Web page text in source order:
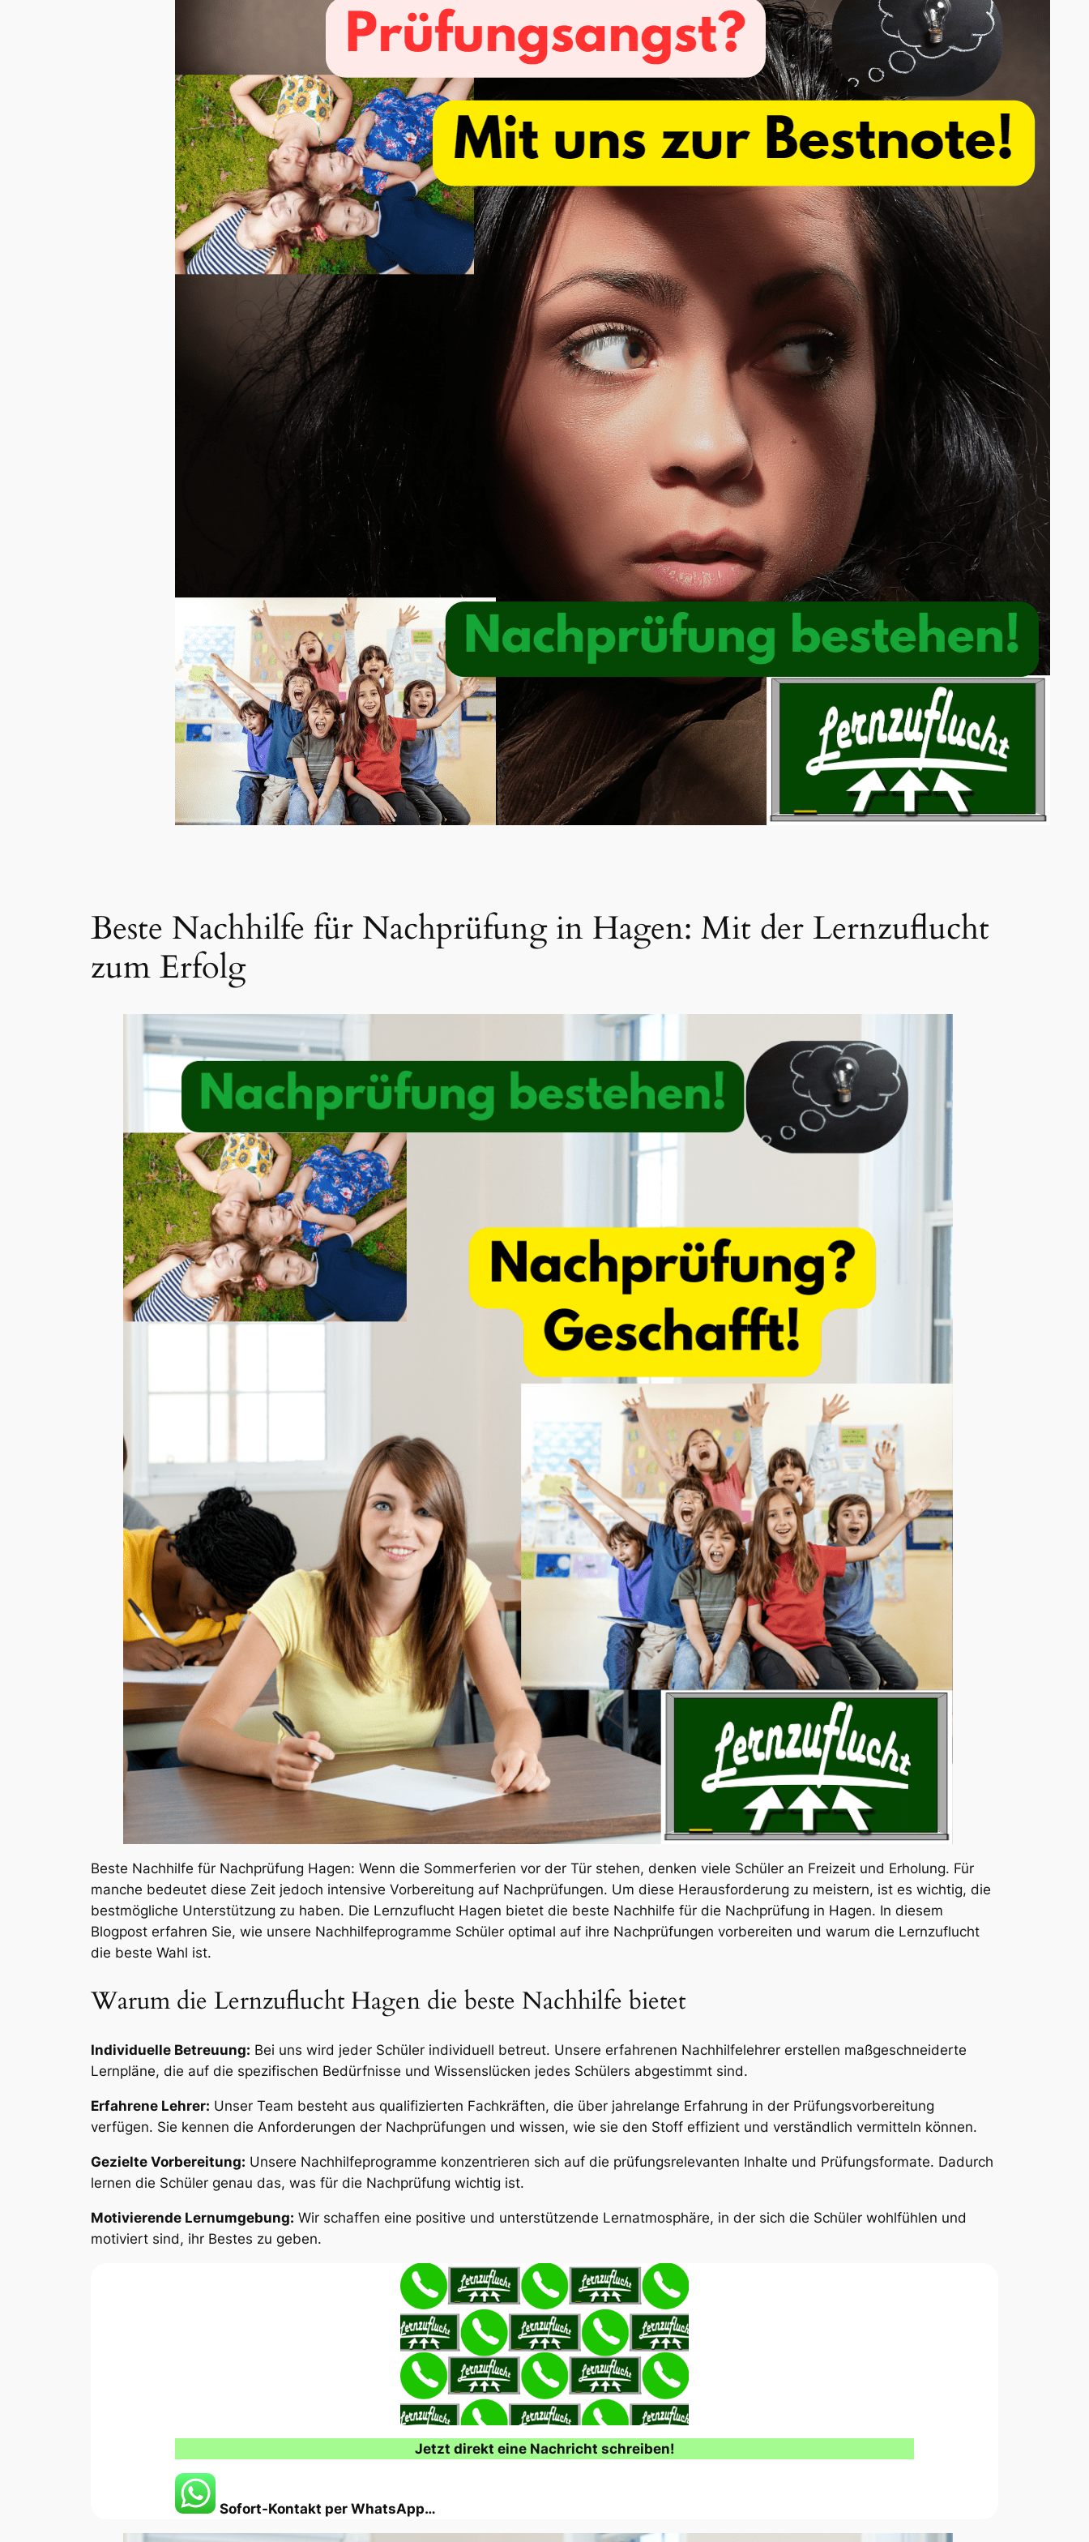
Beste Nachhilfe für Nachprüfung in Hagen: Mit der Lernzuflucht
zum Erfolg
Beste Nachhilfe für Nachprüfung Hagen: Wenn die Sommerferien vor der Tür stehen, denken viele Schüler an Freizeit und Erholung. Für
manche bedeutet diese Zeit jedoch intensive Vorbereitung auf Nachprüfungen. Um diese Herausforderung zu meistern, ist es wichtig, die
bestmögliche Unterstützung zu haben. Die Lernzuflucht Hagen bietet die beste Nachhilfe für die Nachprüfung in Hagen. In diesem
Blogpost erfahren Sie, wie unsere Nachhilfeprogramme Schüler optimal auf ihre Nachprüfungen vorbereiten und warum die Lernzuflucht
die beste Wahl ist.
Warum die Lernzuflucht Hagen die beste Nachhilfe bietet
Individuelle Betreuung: Bei uns wird jeder Schüler individuell betreut. Unsere erfahrenen Nachhilfelehrer erstellen maßgeschneiderte
Lernpläne, die auf die spezifischen Bedürfnisse und Wissenslücken jedes Schülers abgestimmt sind.
Erfahrene Lehrer: Unser Team besteht aus qualifizierten Fachkräften, die über jahrelange Erfahrung in der Prüfungsvorbereitung
verfügen. Sie kennen die Anforderungen der Nachprüfungen und wissen, wie sie den Stoff effizient und verständlich vermitteln können.
Gezielte Vorbereitung: Unsere Nachhilfeprogramme konzentrieren sich auf die prüfungsrelevanten Inhalte und Prüfungsformate. Dadurch
lernen die Schüler genau das, was für die Nachprüfung wichtig ist.
Motivierende Lernumgebung: Wir schaffen eine positive und unterstützende Lernatmosphäre, in der sich die Schüler wohlfühlen und
motiviert sind, ihr Bestes zu geben.
Jetzt direkt eine Nachricht schreiben!
Sofort-Kontakt per WhatsApp…